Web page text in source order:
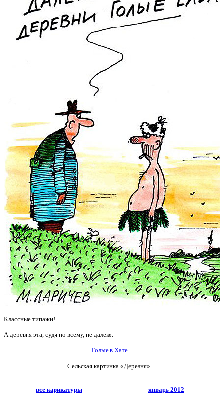
Классные типажи!
А деревня эта, судя по всему, не далеко.
Голые в Хате.
Сельская картинка «Деревня».
все карикатуры январь 2012